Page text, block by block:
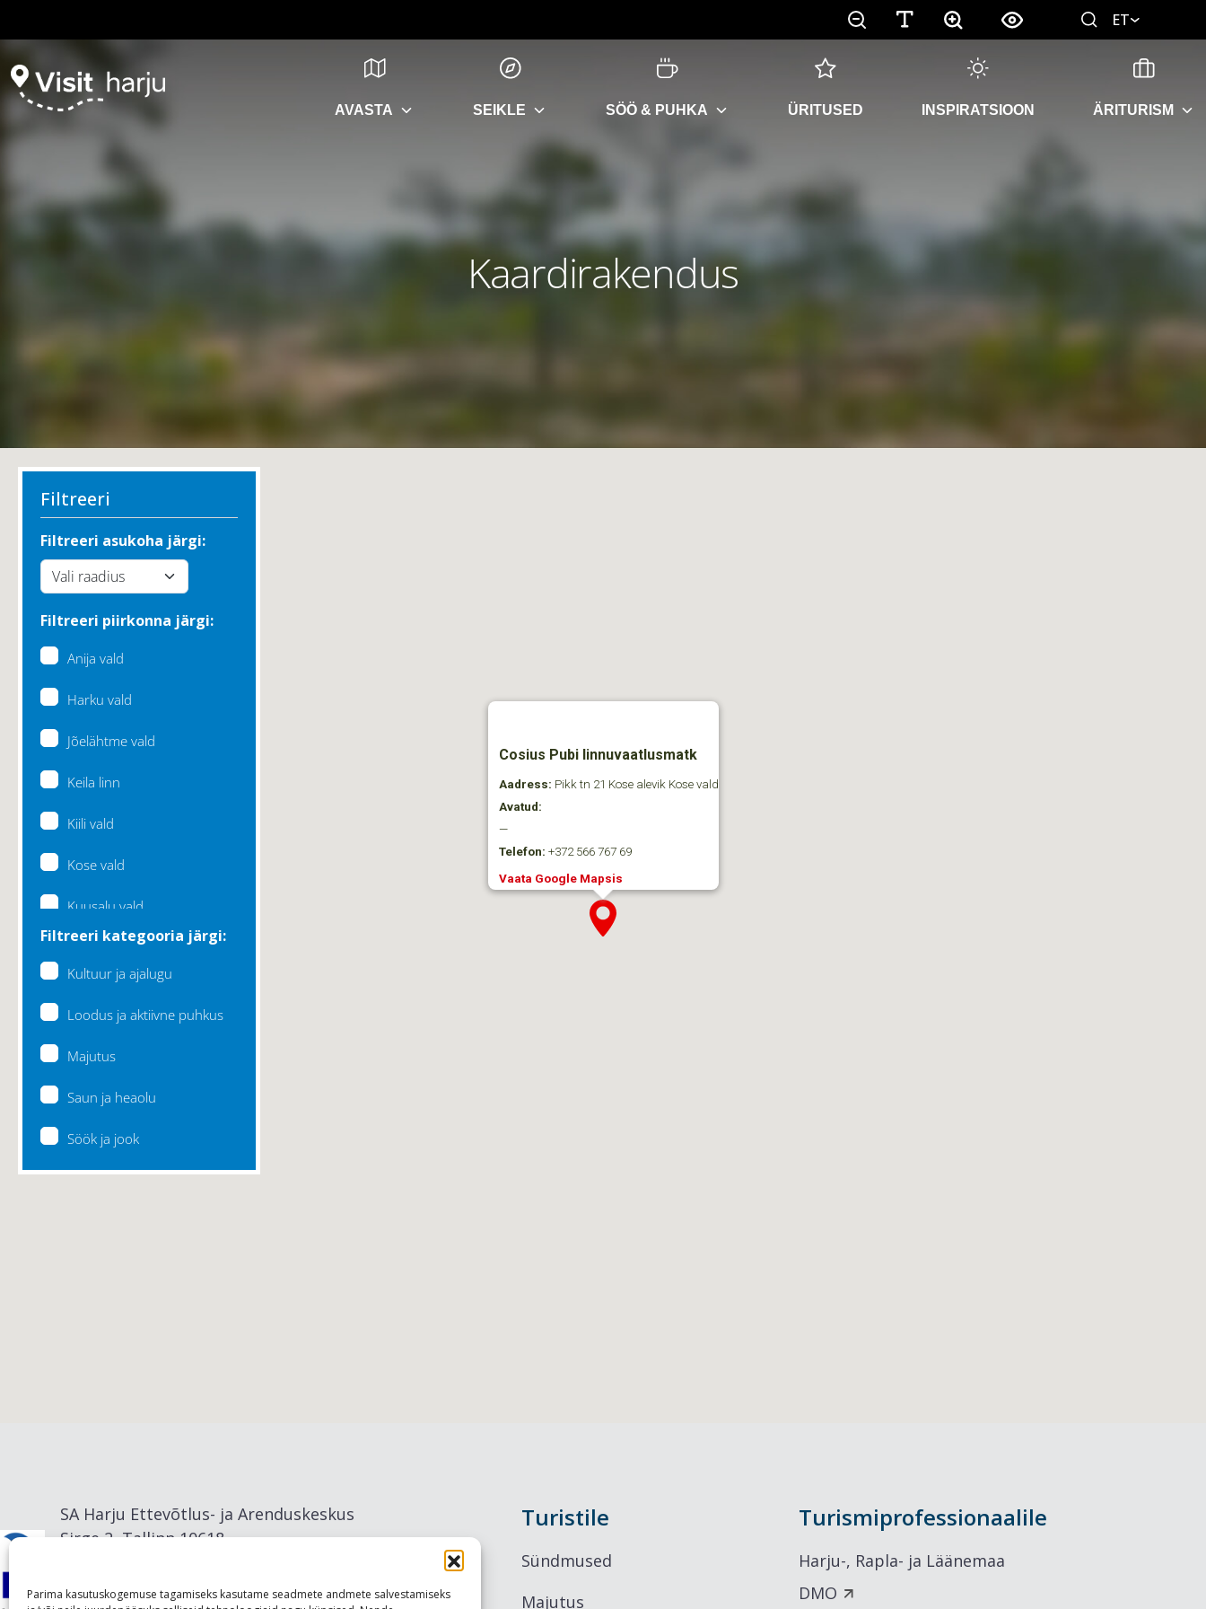
Parima kasutuskogemuse tagamiseks kasutame seadmete andmete salvestamiseks
ET
AVASTA SEIKLE SÖÖ & PUHKA ÜRITUSED INSPIRATSIOON ÄRITURISM
Kaardirakendus
Filtreeri
Filtreeri asukoha järgi:
Filtreeri piirkonna järgi:
Anija vald
Harku vald
Jõelähtme vald
Keila linn
Kiili vald
Kose vald
Kuusalu vald
Lääne-Harju vald
Filtreeri kategooria järgi:
Kultuur ja ajalugu
Loodus ja aktiivne puhkus
Majutus
Saun ja heaolu
Söök ja jook
Cosius Pubi linnuvaatlusmatk
Aadress: Pikk tn 21 Kose alevik Kose vald
Avatud:
—
Telefon: +372 566 767 69
Vaata Google Mapsis
SA Harju Ettevõtlus- ja Arenduskeskus
Sirge 2, Tallinn 10618
Turistile
Sündmused
Majutus
Turismiprofessionaalile
Harju-, Rapla- ja Läänemaa
DMO